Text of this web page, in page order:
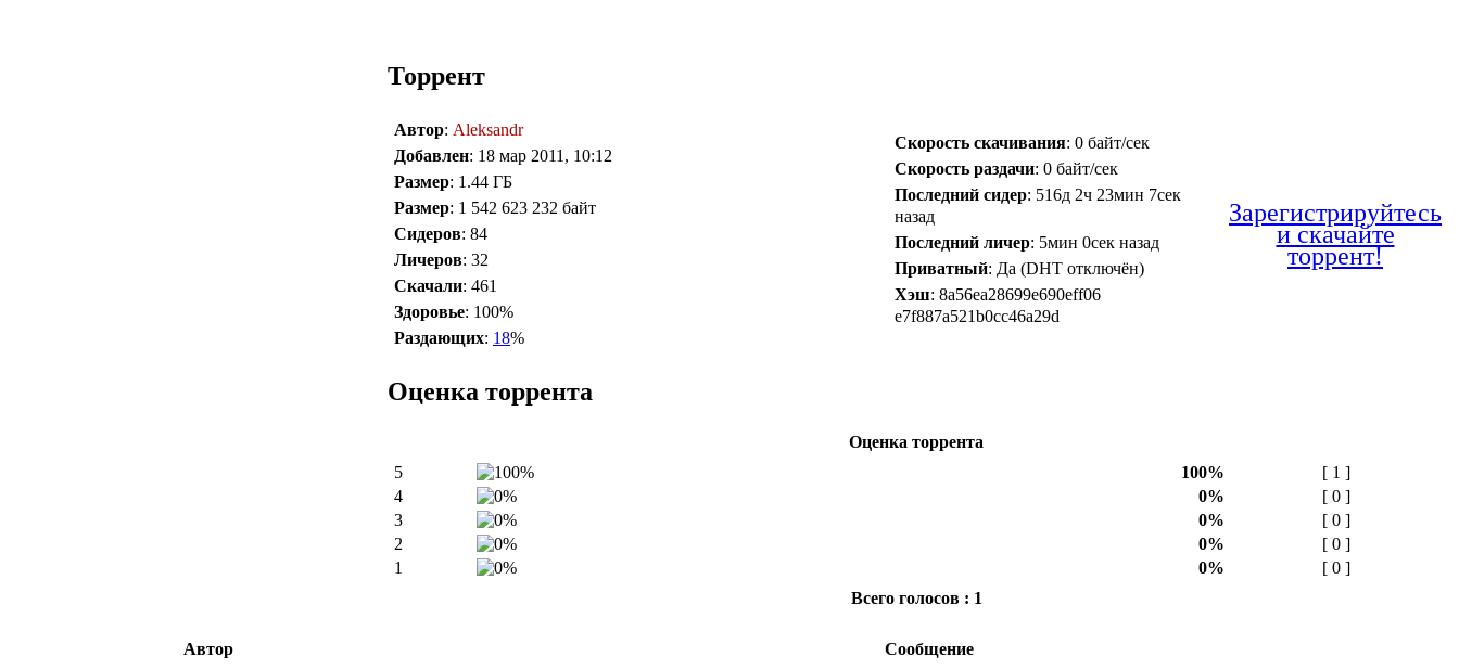
Торрент
Автор: Aleksandr
Добавлен: 18 мар 2011, 10:12
Размер: 1.44 ГБ
Размер: 1 542 623 232 байт
Сидеров: 84
Личеров: 32
Скачали: 461
Здоровье: 100%
Раздающих: 18%
Скорость скачивания: 0 байт/сек
Скорость раздачи: 0 байт/сек
Последний сидер: 516д 2ч 23мин 7сек
назад
Последний личер: 5мин 0сек назад
Приватный: Да (DHT отключён)
Хэш: 8a56ea28699e690eff06
e7f887a521b0cc46a29d
Зарегистрируйтесь
и скачайте
торрент!
Оценка торрента
Оценка торрента
5
100%
[ 1 ]
4
0%
[ 0 ]
3
0%
[ 0 ]
2
0%
[ 0 ]
1
0%
[ 0 ]
Всего голосов : 1
Автор
Сообщение